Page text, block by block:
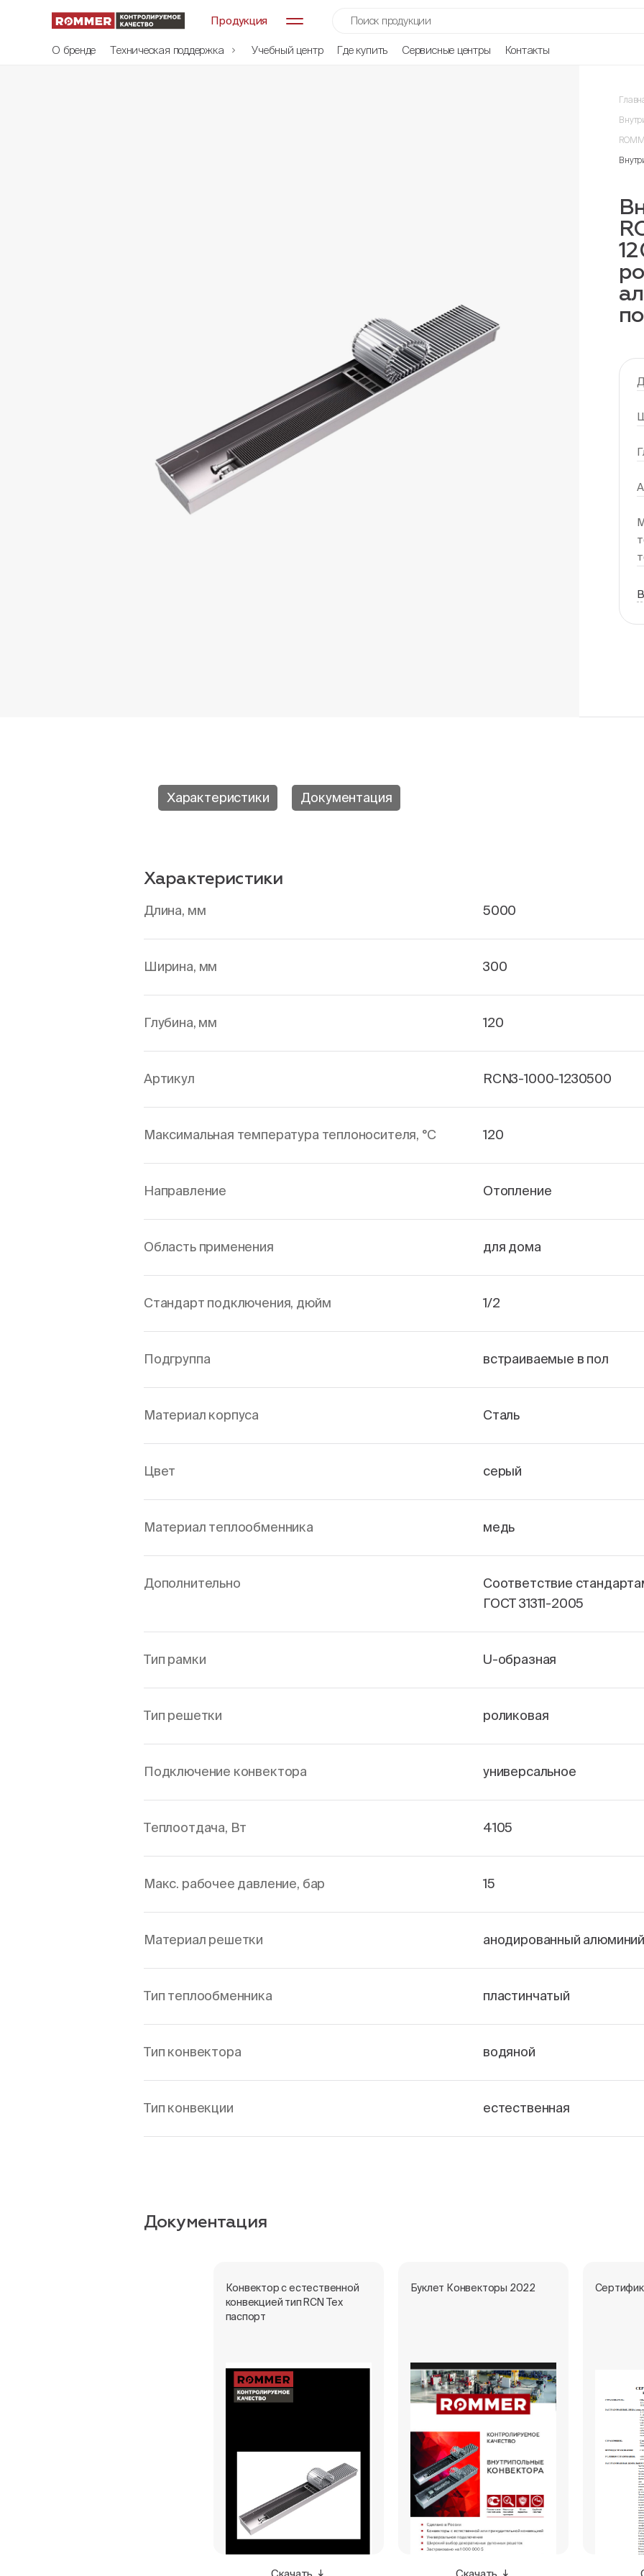
Продукция
О бренде
Техническая поддержка Учебный центр Где купить Сервисные центры Контакты
Характеристики Документация
Характеристики
Длина, мм 5000
Ширина, мм 300
Глубина, мм 120
Артикул RCN3-1000-1230500
Максимальная температура теплоносителя, °С 120
Направление Отопление
Область применения для дома
Стандарт подключения, дюйм 1/2
Подгруппа встраиваемые в пол
Материал корпуса Сталь
Цвет серый
Материал теплообменника медь
Дополнительно
Соответствие
ГОСТ 31311-2005
Тип рамки U-образная
Тип решетки роликовая
Подключение конвектора универсальное
Теплоотдача, Вт 4105
Макс. рабочее давление, бар 15
Материал решетки анодированный алюминий
Тип теплообменника пластинчатый
Тип конвектора водяной
Тип конвекции естественная
Документация
Конвектор с естественной
конвекцией тип RCN Тех
паспорт
Буклет Конвекторы 2022